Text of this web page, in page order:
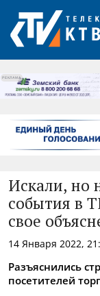
РЕКЛАМА
Искали, но
события в
свое
14 Января 2022,
Разъяснились
посетителей